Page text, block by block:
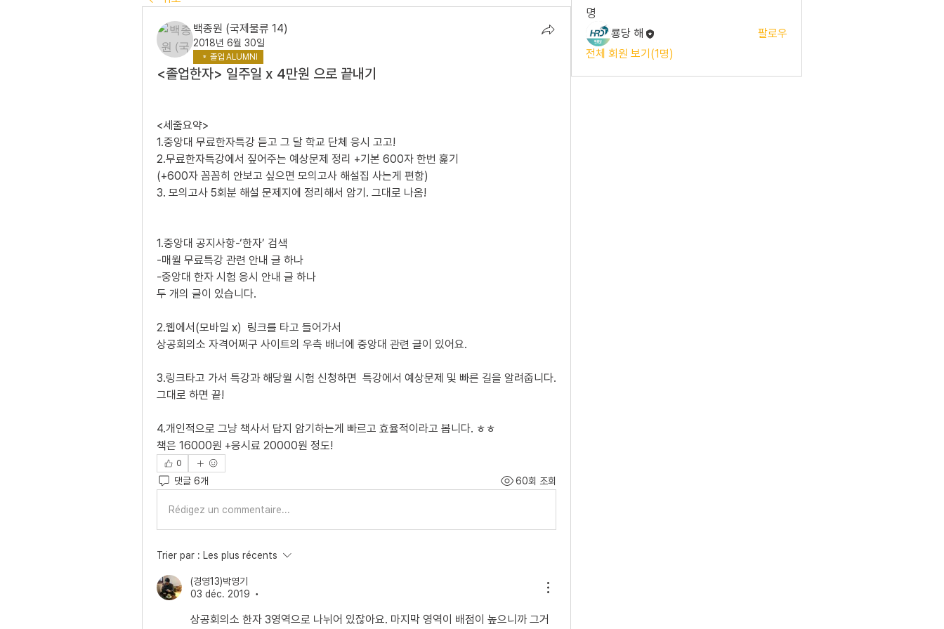
백종원 (국제물류 14)
2018년 6월 30일
졸업 ALUMNI
<졸업한자> 일주일 x 4만원 으로 끝내기
<세줄요약>
1.중앙대 무료한자특강 듣고 그 달 학교 단체 응시 고고!
2.무료한자특강에서 짚어주는 예상문제 정리 +기본 600자 한번 훑기
(+600자 꼼꼼히 안보고 싶으면 모의고사 해설집 사는게 편함)
3. 모의고사 5회분 해설 문제지에 정리해서 암기. 그대로 나옴!
1.중앙대 공지사항-‘한자’ 검색
-매월 무료특강 관련 안내 글 하나
-중앙대 한자 시험 응시 안내 글 하나
두 개의 글이 있습니다.
2.웹에서(모바일 x)  링크를 타고 들어가서
상공회의소 자격어쩌구 사이트의 우측 배너에 중앙대 관련 글이 있어요.
3.링크타고 가서 특강과 해당월 시험 신청하면  특강에서 예상문제 및 빠른 길을 알려줍니다.
그대로 하면 끝!
4.개인적으로 그냥 책사서 답지 암기하는게 빠르고 효율적이라고 봅니다. ㅎㅎ
책은 16000원 +응시료 20000원 정도!
0
댓글 6개 60회 조회
Rédigez un commentaire...
Trier par : Les plus récents
(경영13)박영기
03 déc. 2019
•
상공회의소 한자 3영역으로 나뉘어 있잖아요. 마지막 영역이 배점이 높으니까 그거
명
룡당 해
팔로우
전체 회원 보기(1명)